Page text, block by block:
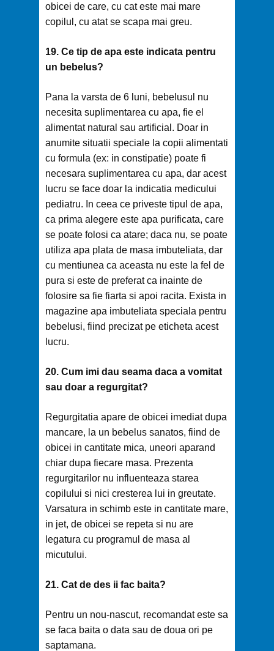
obicei de care, cu cat este mai mare
copilul, cu atat se scapa mai greu.
19. Ce tip de apa este indicata pentru
un bebelus?
Pana la varsta de 6 luni, bebelusul nu
necesita suplimentarea cu apa, fie el
alimentat natural sau artificial. Doar in
anumite situatii speciale la copii alimentati
cu formula (ex: in constipatie) poate fi
necesara suplimentarea cu apa, dar acest
lucru se face doar la indicatia medicului
pediatru. In ceea ce priveste tipul de apa,
ca prima alegere este apa purificata, care
se poate folosi ca atare; daca nu, se poate
utiliza apa plata de masa imbuteliata, dar
cu mentiunea ca aceasta nu este la fel de
pura si este de preferat ca inainte de
folosire sa fie fiarta si apoi racita. Exista in
magazine apa imbuteliata speciala pentru
bebelusi, fiind precizat pe eticheta acest
lucru.
20. Cum imi dau seama daca a vomitat
sau doar a regurgitat?
Regurgitatia apare de obicei imediat dupa
mancare, la un bebelus sanatos, fiind de
obicei in cantitate mica, uneori aparand
chiar dupa fiecare masa. Prezenta
regurgitarilor nu influenteaza starea
copilului si nici cresterea lui in greutate.
Varsatura in schimb este in cantitate mare,
in jet, de obicei se repeta si nu are
legatura cu programul de masa al
micutului.
21. Cat de des ii fac baita?
Pentru un nou-nascut, recomandat este sa
se faca baita o data sau de doua ori pe
saptamana.